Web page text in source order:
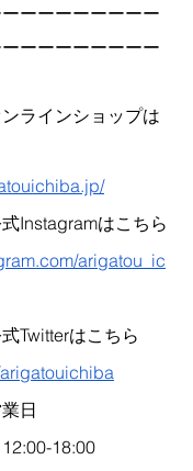
ーーーーーーーー
ーーーーーーーー
ラインショップは
Instagramはこちら
arigatou_ic
Twitterはこちら
日
18:00